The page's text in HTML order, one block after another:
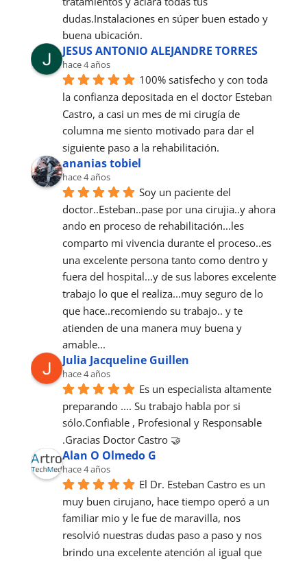
dudas.Instalaciones en súper buen estado y
buena ubicación.
JESUS ANTONIO ALEJANDRE TORRES
hace 4 años
100% satisfecho y con toda
la confianza depositada en el doctor Esteban
Castro, a casi un mes de mi cirugía de
columna me siento motivado para dar el
siguiente paso a la rehabilitación.
ananias tobiel
hace 4 años
Soy un paciente del
doctor..Esteban..pase por una cirujia..y ahora
ando en proceso de rehabilitación...les
comparto mi vivencia durante el proceso..es
una excelente persona tanto como dentro y
fuera del hospital...y de sus labores excelente
trabajo lo que el realiza...muy seguro de lo
que hace..recomiendo su trabajo.. y te
atienden de una manera muy buena y
amable...
Julia Jacqueline Guillen
hace 4 años
Es un especialista altamente
preparando .... Su trabajo habla por si
sólo.Confiable , Profesional y Responsable
.Gracias Doctor Castro 🤝
Alan O Olmedo G
hace 4 años
El Dr. Esteban Castro es un
muy buen cirujano, hace tiempo operó a un
familiar mio y le fue de maravilla, nos
resolvió nuestras dudas paso a paso y nos
brindo una excelente atención al igual que